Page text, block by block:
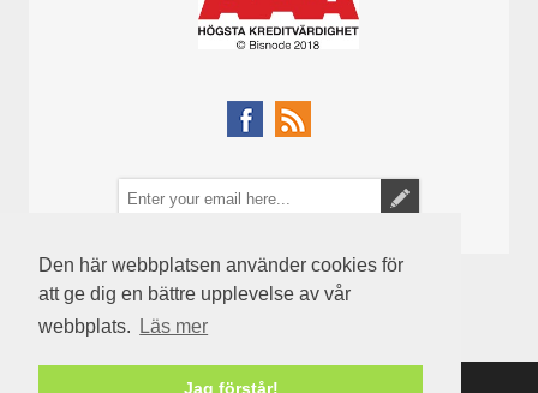
Den här webbplatsen använder cookies för
att ge dig en bättre upplevelse av vår
webbplats.
Läs mer
Jag förstår!